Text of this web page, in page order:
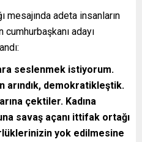
mesajında adeta insanların
cumhurbaşkanı adayı
seslenmek istiyorum.
arındık, demokratikleştik.
çektiler. Kadına
savaş açanı ittifak ortağı
yok edilmesine